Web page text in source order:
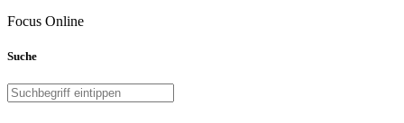
Focus Online
Suche